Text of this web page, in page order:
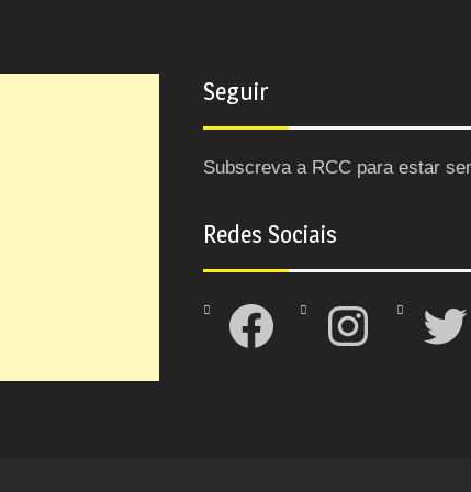
Seguir
Subscreva a RCC para estar
Redes Sociais
Facebook Instagram Twitter